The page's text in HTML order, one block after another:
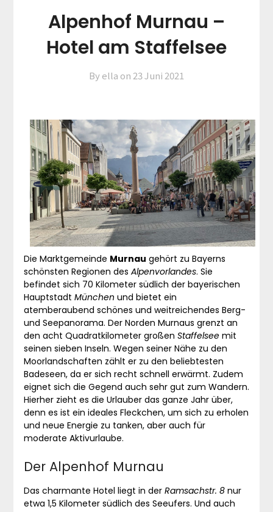
Alpenhof Murnau –
Hotel am Staffelsee
By ella on 23 Juni 2021
Die Marktgemeinde Murnau gehört zu Bayerns
schönsten Regionen des Alpenvorlandes. Sie
befindet sich 70 Kilometer südlich der bayerischen
Hauptstadt München und bietet ein
atemberaubend schönes und weitreichendes Berg-
und Seepanorama. Der Norden Murnaus grenzt an
den acht Quadratkilometer großen Staffelseemit
seinen sieben Inseln. Wegen seiner Nähe zu den
Moorlandschaften zählt er zu den beliebtesten
Badeseen, da er sich recht schnell erwärmt. Zudem
eignet sich die Gegend auch sehr gut zum Wandern.
Hierher zieht es die Urlauber das ganze Jahr über,
denn es ist ein ideales Fleckchen, um sich zu erholen
und neue Energie zu tanken, aber auch für
moderate Aktivurlaube.
Der Alpenhof Murnau
Das charmante Hotel liegt in der Ramsachstr. 8nur
etwa 1,5 Kilometer südlich des Seeufers. Und auch